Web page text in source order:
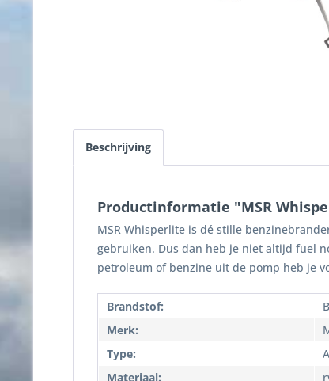
Beschrijving
Productinformatie "MSR
MSR Whisperlite is dé stille
gebruiken. Dus dan heb je niet altijd fuel
petroleum of benzine uit de pomp heb je
Brandstof:
Merk:
Type:
Materiaal: